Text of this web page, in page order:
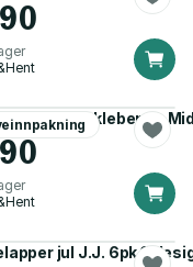
jul selvklebende
jul J.J. 6pk 3